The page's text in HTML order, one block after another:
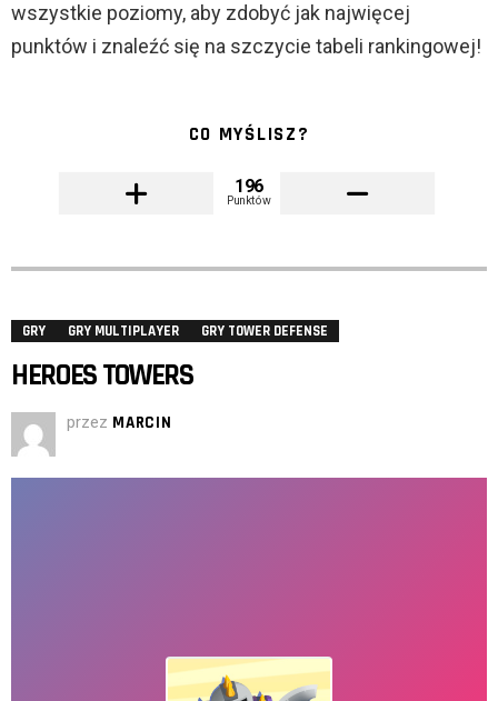
wszystkie poziomy, aby zdobyć jak najwięcej
punktów i znaleźć się na szczycie tabeli rankingowej!
CO MYŚLISZ?
196
Punktów
GRY GRY MULTIPLAYER GRY TOWER DEFENSE
HEROES TOWERS
przez MARCIN